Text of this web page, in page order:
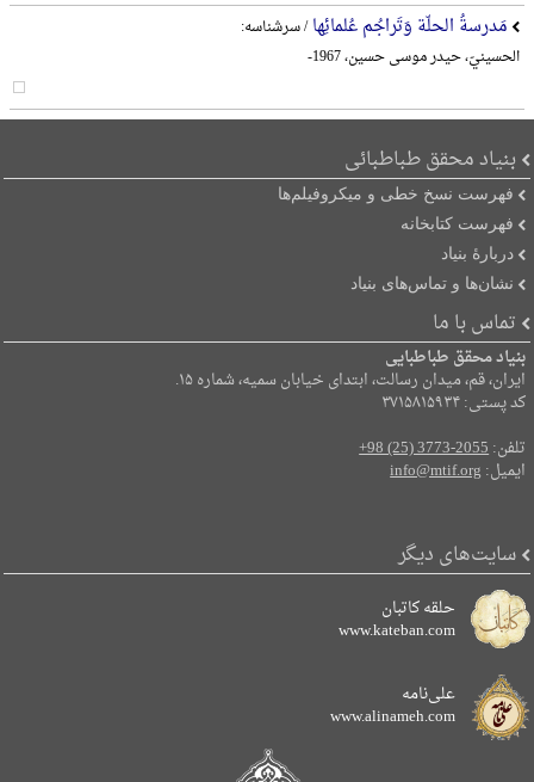
مَدرسةُ الحلّة وَتَراجُم عُلمائِها/ سرشناسه:
الحسینيّ، حیدر موسی حسین، 1967-
بنیاد محقق طباطبائی
فهرست نسخ خطی و میکروفیلم‌ها
فهرست کتابخانه
دربارۀ بنیاد
نشان‌ها و تماس‌های بنیاد
تماس با ما
بنیاد محقق طباطبایی
ایران، قم، میدان رسالت، ابتدای خیابان سمیه، شماره ۱۵.
کد پستی: ۳۷۱۵۸۱۵۹۳۴
تلفن:+98 (25) 3773-2055
ایمیل:info@mtif.org
سایت‌های دیگر
حلقه کاتبان
www.kateban.com
علی‌نامه
www.alinameh.com